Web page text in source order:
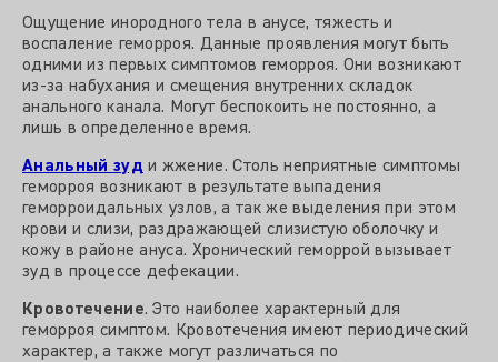
Ощущение инородного тела в анусе, тяжесть и
воспаление геморроя. Данные проявления могут быть
одними из первых симптомов геморроя. Они возникают
из-за набухания и смещения внутренних складок
анального канала. Могут беспокоить не постоянно, а
лишь в определенное время.
Анальный зуд и жжение. Столь неприятные симптомы
геморроя возникают в результате выпадения
геморроидальных узлов, а так же выделения при этом
крови и слизи, раздражающей слизистую оболочку и
кожу в районе ануса. Хронический геморрой вызывает
зуд в процессе дефекации.
Кровотечение. Это наиболее характерный для
геморроя симптом. Кровотечения имеют периодический
характер, а также могут различаться по